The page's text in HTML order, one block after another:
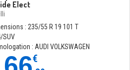
Elect
: 235/55 R 19 101 T
SUV
: AUDI VOLKSWAGEN
€